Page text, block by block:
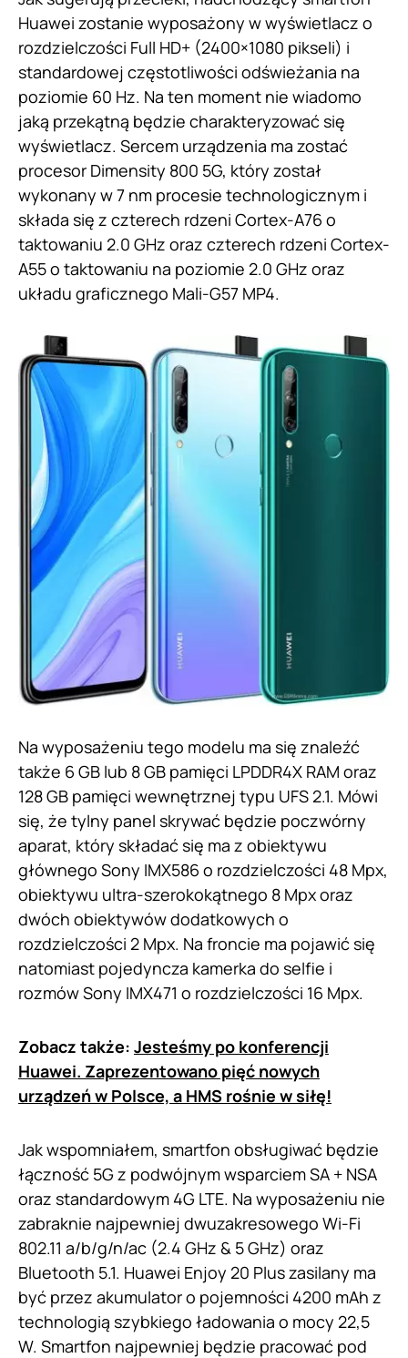
Huawei zostanie wyposażony w wyświetlacz o
rozdzielczości Full HD+ (2400×1080 pikseli) i
standardowej częstotliwości odświeżania na
poziomie 60 Hz. Na ten moment nie wiadomo
jaką przekątną będzie charakteryzować się
wyświetlacz. Sercem urządzenia ma zostać
procesor Dimensity 800 5G, który został
wykonany w 7 nm procesie technologicznym i
składa się z czterech rdzeni Cortex-A76 o
taktowaniu 2.0 GHz oraz czterech rdzeni Cortex-
A55 o taktowaniu na poziomie 2.0 GHz oraz
układu graficznego Mali-G57 MP4.
Na wyposażeniu tego modelu ma się znaleźć
także 6 GB lub 8 GB pamięci LPDDR4X RAM oraz
128 GB pamięci wewnętrznej typu UFS 2.1. Mówi
się, że tylny panel skrywać będzie poczwórny
aparat, który składać się ma z obiektywu
głównego Sony IMX586 o rozdzielczości 48 Mpx,
obiektywu ultra-szerokokątnego 8 Mpx oraz
dwóch obiektywów dodatkowych o
rozdzielczości 2 Mpx. Na froncie ma pojawić się
natomiast pojedyncza kamerka do selfie i
rozmów Sony IMX471 o rozdzielczości 16 Mpx.
Zobacz także: Jesteśmy po konferencji
Huawei. Zaprezentowano pięć nowych
urządzeń w Polsce, a HMS rośnie w siłę!
Jak wspomniałem, smartfon obsługiwać będzie
łączność 5G z podwójnym wsparciem SA + NSA
oraz standardowym 4G LTE. Na wyposażeniu nie
zabraknie najpewniej dwuzakresowego Wi-Fi
802.11 a/b/g/n/ac (2.4 GHz & 5 GHz) oraz
Bluetooth 5.1. Huawei Enjoy 20 Plus zasilany ma
być przez akumulator o pojemności 4200 mAh z
technologią szybkiego ładowania o mocy 22,5
W. Smartfon najpewniej będzie pracować pod